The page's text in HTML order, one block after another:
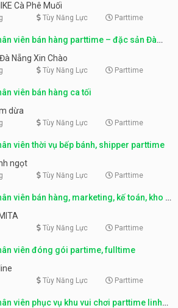
Cà Phê Muối
Tùy Năng Lực Parttime
viên bán hàng parttime – đặc sản Đà
Nẵng Xin Chào
Tùy Năng Lực Parttime
viên bán hàng ca tối
dừa
Tùy Năng Lực Parttime
viên thời vụ bếp bánh, shipper parttime
ngọt
Tùy Năng Lực Parttime
viên bán hàng, marketing, kế toán, kho –
fulltime
Tùy Năng Lực Parttime
viên đóng gói partime, fulltime
Tùy Năng Lực Parttime
viên phục vụ khu vui chơi parttime linh